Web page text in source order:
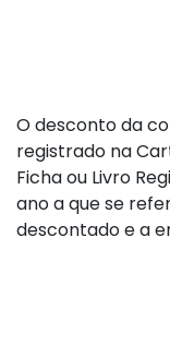
O desconto da
registrado na
Ficha ou Livro
ano a que se
descontado e a